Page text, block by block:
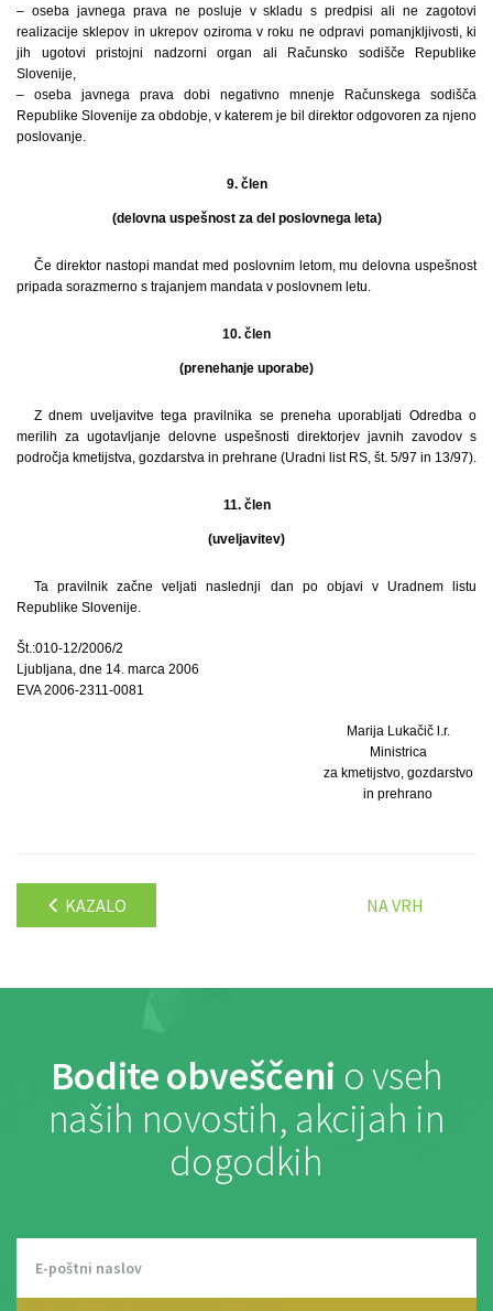
– oseba javnega prava ne posluje v skladu s predpisi ali ne zagotovi
realizacije sklepov in ukrepov oziroma v roku ne odpravi pomanjkljivosti, ki
jih ugotovi pristojni nadzorni organ ali Računsko sodišče Republike
Slovenije,
– oseba javnega prava dobi negativno mnenje Računskega sodišča
Republike Slovenije za obdobje, v katerem je bil direktor odgovoren za njeno
poslovanje.
9. člen
(delovna uspešnost za del poslovnega leta)
Če direktor nastopi mandat med poslovnim letom, mu delovna uspešnost
pripada sorazmerno s trajanjem mandata v poslovnem letu.
10. člen
(prenehanje uporabe)
Z dnem uveljavitve tega pravilnika se preneha uporabljati Odredba o
merilih za ugotavljanje delovne uspešnosti direktorjev javnih zavodov s
področja kmetijstva, gozdarstva in prehrane (Uradni list RS, št. 5/97 in 13/97).
11. člen
(uveljavitev)
Ta pravilnik začne veljati naslednji dan po objavi v Uradnem listu
Republike Slovenije.
Št.:010-12/2006/2
Ljubljana, dne 14. marca 2006
EVA 2006-2311-0081
Marija Lukačič l.r.
Ministrica
za kmetijstvo, gozdarstvo
in prehrano
KAZALO NA VRH
Bodite obveščeni o vseh
naših novostih, akcijah in
dogodkih